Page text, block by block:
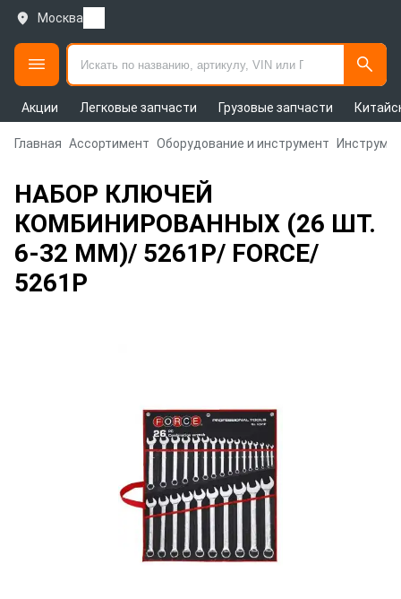
Москва
Акции Легковые запчасти Грузовые запчасти
Главная Ассортимент Оборудование и инструмент
НАБОР КЛЮЧЕЙ
КОМБИНИРОВАННЫХ (26 ШТ.
6-32 ММ)/ 5261P/ FORCE/
5261P